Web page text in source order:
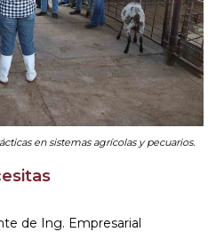
en sistemas agrícolas y pecuarios.
de Ing. Empresarial